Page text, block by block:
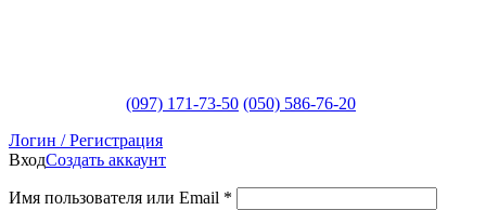
(097) 171-73-50 (050) 586-76-20
Логин / Регистрация
ВходСоздать аккаунт
Имя пользователя или Email *